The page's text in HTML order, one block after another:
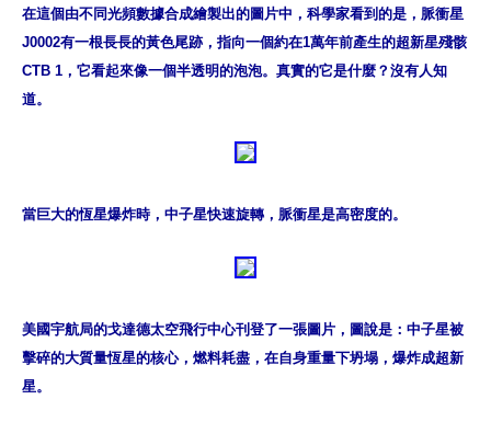
在這個由不同光頻數據合成繪製出的圖片中，科學家看到的是，脈衝星
J0002有一根長長的黃色尾跡，指向一個約在1萬年前產生的超新星殘骸
CTB 1，它看起來像一個半透明的泡泡。真實的它是什麼？沒有人知
道。
當巨大的恆星爆炸時，中子星快速旋轉，脈衝星是高密度的。
美國宇航局的戈達德太空飛行中心刊登了一張圖片，圖說是：中子星被
擊碎的大質量恆星的核心，燃料耗盡，在自身重量下坍塌，爆炸成超新
星。